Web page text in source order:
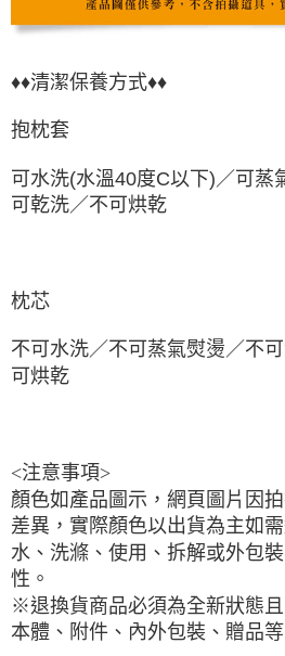
♦♦清潔保養方式♦♦
抱枕套
可水洗(水溫40度C以下)／可蒸
可乾洗／不可烘乾
枕芯
不可水洗／不可蒸氣熨燙／不
可烘乾
<注意事項>
顏色如產品圖示，網頁圖片因
差異，實際顏色以出貨為主如
水、洗滌、使用、拆解或外包
性。
※退換貨商品必須為全新狀態
本體、附件、內外包裝、贈品等